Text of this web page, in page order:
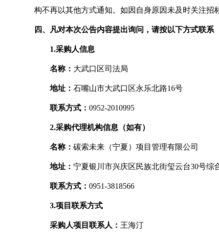
构不再以其他方式通知。如因自身原因未及时关注
四、凡对本次公告内容提出询问，请按以下方式联系
1.采购人信息
名称： 大武口区司法局
地址： 石嘴山市大武口区永乐北路16号
联系方式： 0952-2010995
2.采购代理机构信息（如有）
名称： 碳索未来（宁夏）项目管理有限公司
地址： 宁夏银川市兴庆区民族北街玺云台30号综
联系方式： 0951-3818566
3.项目联系方式
采购人项目联系人： 王海汀